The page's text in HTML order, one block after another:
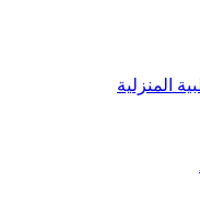
المنزلية